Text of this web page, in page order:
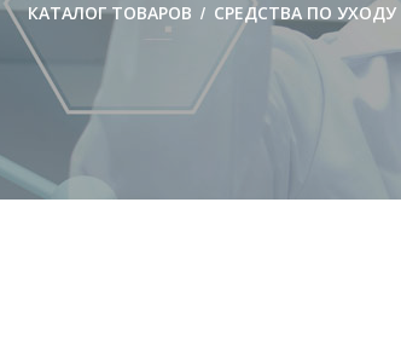
КАТАЛОГ ТОВАРОВ / СРЕДСТВА ПО УХОДУ